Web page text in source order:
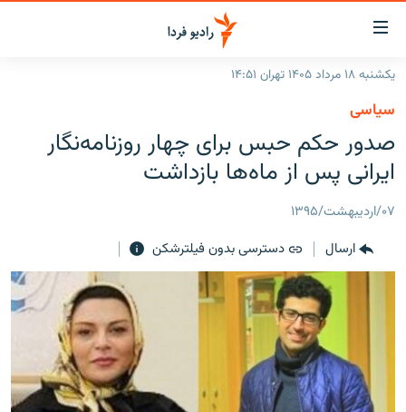
لینک‌های
قابلیت
دسترسی
بازگشت
منوی
اصلی
رفتن
صفحه
جستجو
جهان
برنامه‌های رادیویی
فرکانس‌ها
پادکست
چندرسانه‌ای
گزارش‌های تصویری
گزارش‌های ویدئویی
به ما بپیوندید
یکشنبه ۱۸ مرداد ۱۴۰۵ تهران ۱۴:۵۱
سیاسی
صدور حکم حبس برای چهار روزنامه‌نگار
ایرانی پس از ماه‌ها بازداشت
۰۷/اردیبهشت/۱۳۹۵
ارسال
دسترسی بدون فیلترشکن